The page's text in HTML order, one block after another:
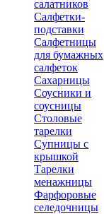
салатников
Салфетки-
подставки
Салфетницы
для бумажных
салфеток
Сахарницы
Соусники и
соусницы
Столовые
тарелки
Супницы с
крышкой
Тарелки
менажницы
Фарфоровые
селедочницы